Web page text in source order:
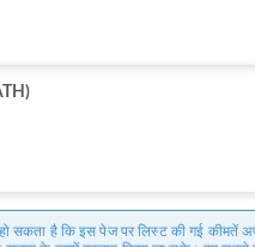
सकता है कि इस पेज पर लिस्ट की गई कीमतें